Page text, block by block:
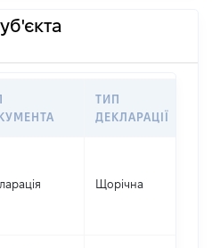
ТИП
ДЕКЛАРАЦІЇ
Щорічна